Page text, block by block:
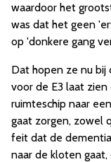
waardoor het
was dat het geen
op 'donkere gang
Dat hopen ze nu
voor de E3 laat
ruimteschip naar
gaat zorgen, zowel
feit dat de
naar de kloten